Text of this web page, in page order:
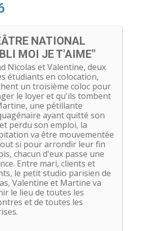
NATIONAL
MOI JE T'AIME"
Nicolas et Valentine, deux
étudiants en colocation,
un troisième coloc pour
le loyer et qu'ils tombent
une pétillante
ayant quitté son
perdu son emploi, la
va être mouvementée
si pour arrondir leur fin
chacun d'eux passe une
Entre mari, clients et
le petit studio parisien de
Valentine et Martine va
le lieu de toutes les
et de toutes les